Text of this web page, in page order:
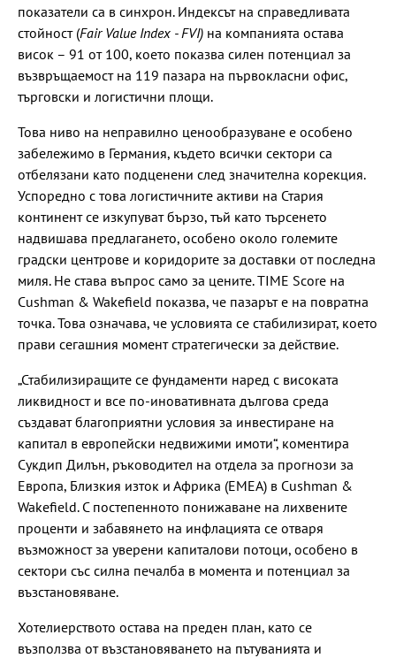
показатели са в синхрон. Индексът на справедливата
стойност (Fair Value Index - FVI) на компанията остава
висок – 91 от 100, което показва силен потенциал за
възвръщаемост на 119 пазара на първокласни офис,
търговски и логистични площи.
Това ниво на неправилно ценообразуване е особено
забележимо в Германия, където всички сектори са
отбелязани като подценени след значителна корекция.
Успоредно с това логистичните активи на Стария
континент се изкупуват бързо, тъй като търсенето
надвишава предлагането, особено около големите
градски центрове и коридорите за доставки от последна
миля. Не става въпрос само за цените. TIME Score на
Cushman & Wakefield показва, че пазарът е на повратна
точка. Това означава, че условията се стабилизират, което
прави сегашния момент стратегически за действие.
„Стабилизиращите се фундаменти наред с високата
ликвидност и все по-иновативната дългова среда
създават благоприятни условия за инвестиране на
капитал в европейски недвижими имоти“, коментира
Сукдип Дилън, ръководител на отдела за прогнози за
Европа, Близкия изток и Африка (ЕМЕА) в Cushman &
Wakefield. С постепенното понижаване на лихвените
проценти и забавянето на инфлацията се отваря
възможност за уверени капиталови потоци, особено в
сектори със силна печалба в момента и потенциал за
възстановяване.
Хотелиерството остава на преден план, като се
възползва от възстановяването на пътуванията и